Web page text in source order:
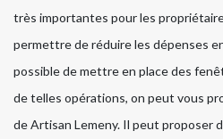
très importantes pour les
permettre de réduire les dépenses
possible de mettre en place des
de telles opérations, on peut vous
de Artisan Lemeny. Il peut proposer